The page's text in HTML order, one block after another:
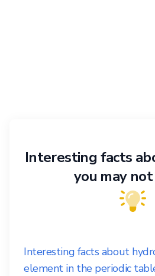
Interesting facts
you may
Interesting facts about
element in the periodic